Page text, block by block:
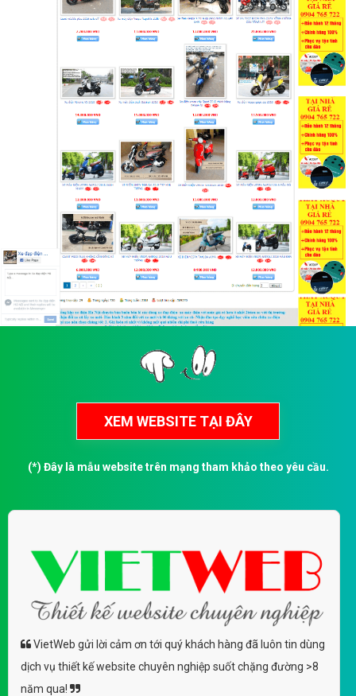
(*) Đây là mẫu website trên mạng tham khảo theo yêu cầu.
VietWeb gửi lời cảm ơn tới quý khách hàng đã luôn tin dùng
dịch vụ thiết kế website chuyên nghiệp suốt chặng đường >8
năm qua!